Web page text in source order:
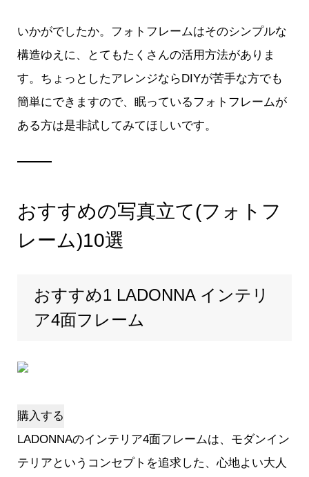
いかがでしたか。フォトフレームはそのシンプルな
構造ゆえに、とてもたくさんの活用方法がありま
す。ちょっとしたアレンジならDIYが苦手な方でも
簡単にできますので、眠っているフォトフレームが
ある方は是非試してみてほしいです。
おすすめの写真立て(フォトフ
レーム)10選
おすすめ1 LADONNA インテリ
ア4面フレーム
購入する
LADONNAのインテリア4面フレームは、モダンイン
テリアというコンセプトを追求した、心地よい大人